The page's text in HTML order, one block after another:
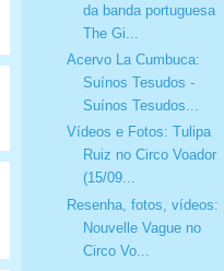
da banda portuguesa
The Gi...
Acervo La Cumbuca:
Suínos Tesudos -
Suínos Tesudos...
Vídeos e Fotos: Tulipa
Ruiz no Circo Voador
(15/09...
Resenha, fotos, vídeos:
Nouvelle Vague no
Circo Vo...